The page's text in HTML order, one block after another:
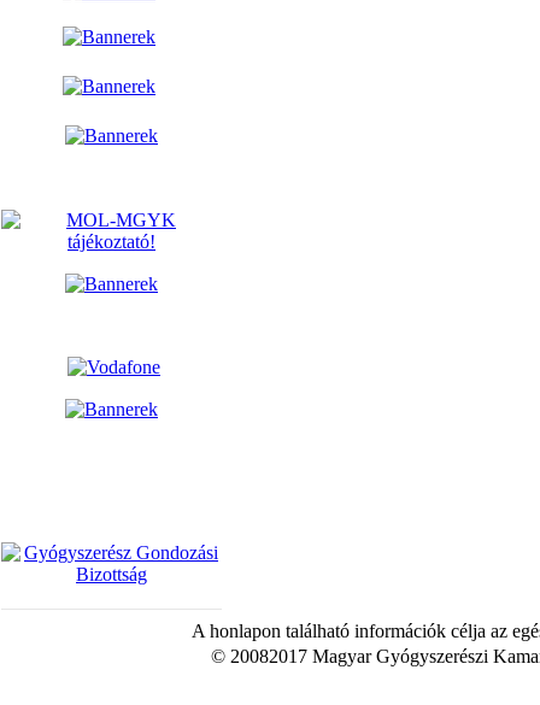
A honlapon található információk célja az
© 20082017 Magyar Gyógyszerészi